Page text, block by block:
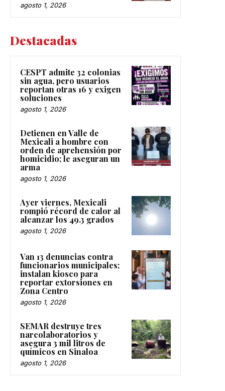
agosto 1, 2026
Destacadas
CESPT admite 32 colonias
sin agua, pero usuarios
reportan otras 16 y exigen
soluciones
agosto 1, 2026
Detienen en Valle de
Mexicali a hombre con
orden de aprehensión por
homicidio; le aseguran un
arma
agosto 1, 2026
Ayer viernes, Mexicali
rompió récord de calor al
alcanzar los 49.3 grados
agosto 1, 2026
Van 13 denuncias contra
funcionarios municipales;
instalan kiosco para
reportar extorsiones en
Zona Centro
agosto 1, 2026
SEMAR destruye tres
narcolaboratorios y
asegura 3 mil litros de
químicos en Sinaloa
agosto 1, 2026